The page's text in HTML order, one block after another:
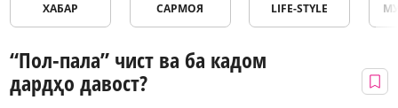
ХАБАР САРМОЯ LIFE-STYLE
“Пол-пала” чист ва ба кадом
дардҳо давост?